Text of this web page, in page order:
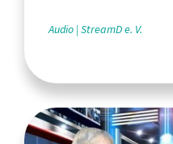
Audio StreamD e. V.